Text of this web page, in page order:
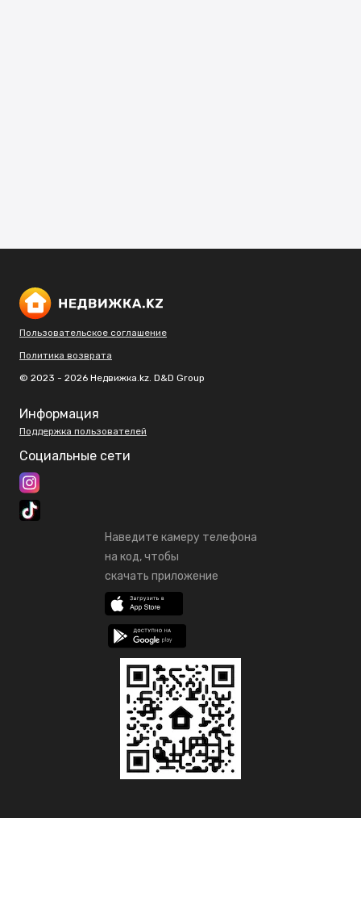
Пользовательское соглашение
Политика возврата
© 2023 - 2026 Недвижка.kz. D&D Group
Информация
Поддержка пользователей
Социальные сети
Наведите камеру телефона
на код, чтобы
скачать приложение